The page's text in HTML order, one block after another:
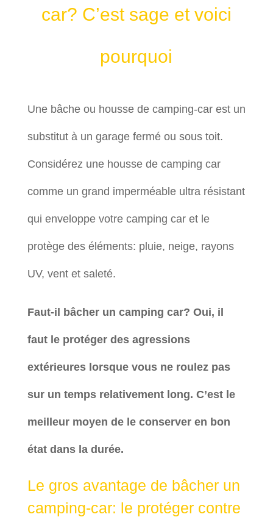
car? C’est sage et voici
pourquoi
Une bâche ou housse de camping-car est un
substitut à un garage fermé ou sous toit.
Considérez une housse de camping car
comme un grand imperméable ultra résistant
qui enveloppe votre camping car et le
protège des éléments: pluie, neige, rayons
UV, vent et saleté.
Faut-il bâcher un camping car? Oui, il
faut le protéger des agressions
extérieures lorsque vous ne roulez pas
sur un temps relativement long. C’est le
meilleur moyen de le conserver en bon
état dans la durée.
Le gros avantage de bâcher un
camping-car: le protéger contre